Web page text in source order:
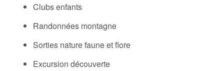
Clubs enfants
Randonnées montagne
Sorties nature faune et flore
Excursion découverte